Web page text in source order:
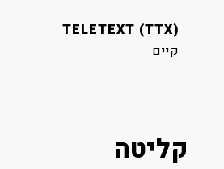
TELETEXT (TTX)
קיים
קליטה